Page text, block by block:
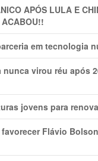
APÓS LULA E
em tecnologia
virou réu após
jovens para
Flávio